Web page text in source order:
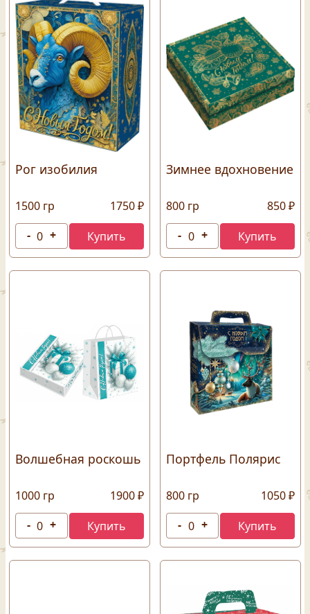
Рог изобилия
1500 гр 1750 ₽
Зимнее вдохновение
800 гр 850 ₽
Волшебная роскошь
1000 гр 1900 ₽
Портфель Полярис
800 гр 1050 ₽